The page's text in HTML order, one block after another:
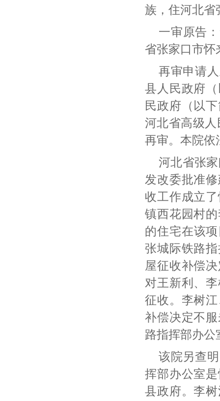
族，住河北省
一审原告
省张家口市怀
再审申请
县人民政府
民政府（以
河北省高级
再审。本院依
河北省张
发改委批准
收工作成立
镇西花园村
的住宅在该
张城际铁路
屋征收补偿
对王新利、
征收。李树
补偿决定不
路指挥部办公
该院另查
挥部办公室
县政府。李